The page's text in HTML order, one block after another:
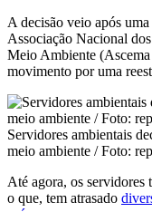
A decisão veio após
Associação Nacional
Meio Ambiente
movimento por uma
Servidores ambientais
meio ambiente / Foto:
Até agora, os servidores
o que, tem atrasado